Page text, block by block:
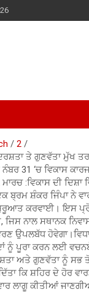
2
ਤੇ ਗੁਣਵੱਤਾ ਮੁੱਖ
31 ‘ਚ ਵਿਕਾਸ
:ਵਿਕਾਸ ਦੀ
ਬ੍ਰਮ ਸ਼ੰਕਰ ਜਿੰਪਾ ਨੇ
ਸ਼ੁਰੂਆਤ ਕਰਵਾਈ। ਇਸ
ਨਾਲ ਸਥਾਨਕ
ਉਪਲਬੱਧ
ਨੂੰ ਪੂਰਾ ਕਰਨ ਲਈ
ਅਤੇ ਗੁਣਵੱਤਾ ਨੂੰ ਸਭ
ਕਿ ਸ਼ਹਿਰ ਦੇ ਹੋਰ
ਲਾਗੂ ਕੀਤੀਆਂ